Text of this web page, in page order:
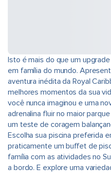
Isto é mais do que um
em família do mundo.
aventura inédita da Royal
melhores momentos da sua
você nunca imaginou e uma
adrenalina fluir no maior
um teste de coragem
Escolha sua piscina preferida
praticamente um buffet de
família com as atividades no
a bordo. E explore uma